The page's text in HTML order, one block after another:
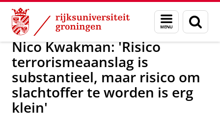
Skip
Content
Skip
Navigation
Menu
en
zoeken
Over ons Actueel Nieuws Nieuwsberichten
Nico Kwakman: 'Risico
terrorismeaanslag is
substantieel, maar risico om
slachtoffer te worden is erg
klein'